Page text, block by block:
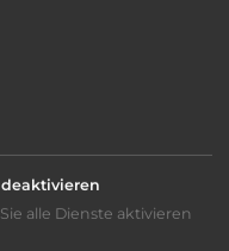
alle Dienste aktivieren